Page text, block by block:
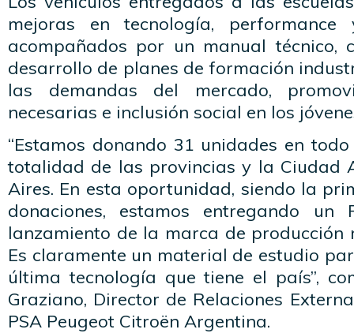
mejoras en tecnología,
acompañados por un manual
desarrollo de planes de formación
las demandas del mercado,
necesarias e inclusión social en los
“Estamos donando 31 unidades en
totalidad de las provincias y la Ciudad
Aires. En esta oportunidad, siendo la
donaciones, estamos entregando un
lanzamiento de la marca de producción
Es claramente un material de estudio
última tecnología que tiene el país”,
Graziano, Director de Relaciones
PSA Peugeot Citroën Argentina.